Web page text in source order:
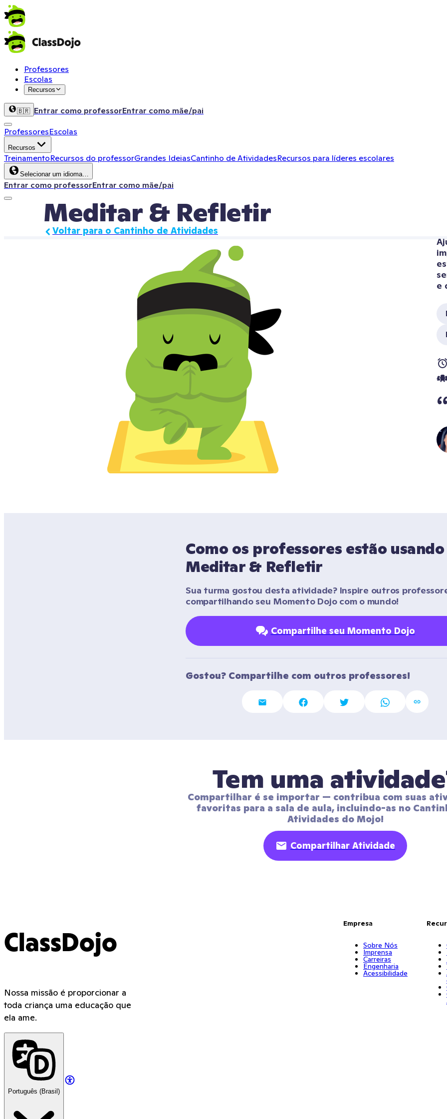
Professores
Escolas
Recursos
🇧🇷 Entrar como professorEntrar como mãe/pai
ProfessoresEscolas
Recursos
TreinamentoRecursos do professorGrandes IdeiasCantinho de AtividadesRecursos para líderes escolares
Selecionar um idioma…
Entrar como professorEntrar como mãe/pai
Meditar & Refletir
Voltar para o Cantinho de Atividades
e
Como os professores estão usando
Meditar & Refletir
Sua turma gostou desta atividade? Inspire outros
compartilhando seu Momento Dojo com o mundo!
Compartilhe seu Momento Dojo
Gostou? Compartilhe com outros professores!
Tem uma
Compartilhar é se importar — contribua com suas
favoritas para a sala de aula, incluindo-as no
Atividades do Mojo!
Compartilhar Atividade
ClassDojo
Nossa missão é proporcionar a
toda criança uma educação que
ela ame.
Português (Brasil)
Empresa
Sobre Nós
Imprensa
Carreiras
Engenharia
Acessibilidade